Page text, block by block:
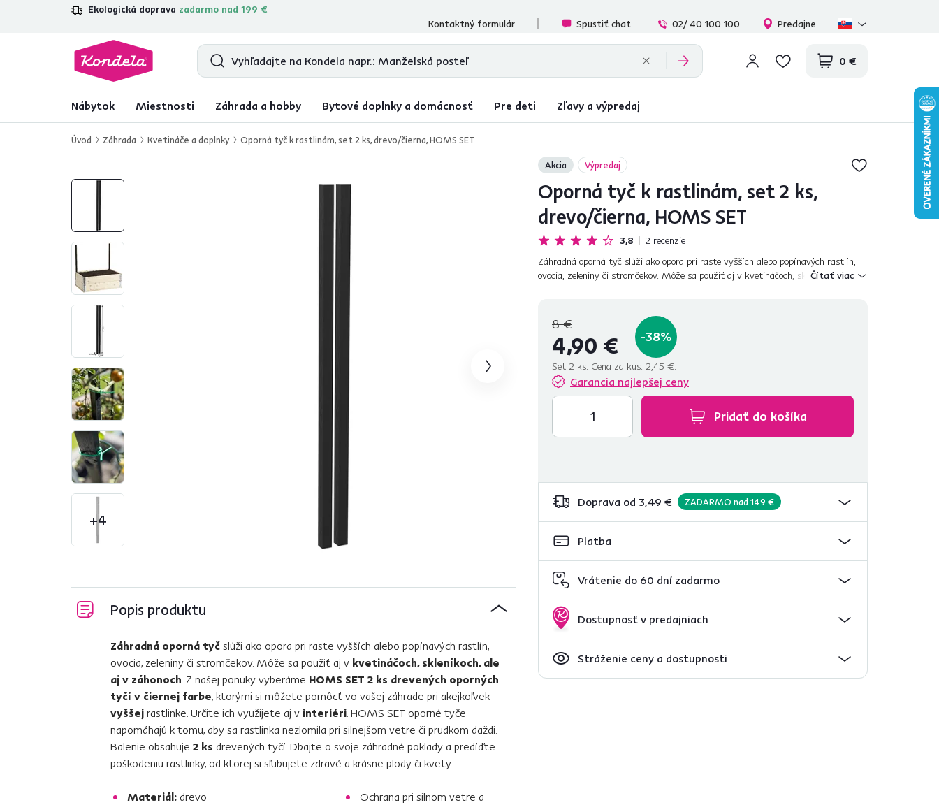
Ekologická doprava zadarmo nad 199 €
4,7 31 333overených produktových recenzií
Kontaktný formulár
Spustiť chat 02/ 40 100 100 Predajne
0 €
Nábytok Miestnosti Záhrada a hobby Bytové doplnky a domácnosť Pre deti Zľavy a výpredaj
Úvod Záhrada Kvetináče a doplnky Oporná tyč k rastlinám, set 2 ks, drevo/čierna, HOMS SET
+4
Akcia Výpredaj
Oporná tyč k rastlinám, set 2 ks,
drevo/čierna, HOMS SET
3,8 2 recenzie
Záhradná oporná tyč slúži ako opora pri raste vyšších alebo popínavých rastlín,
ovocia, zeleniny či stromčekov. Môže sa použiť aj v kvetináčoch, skleníkoch, ale aj
Čítať viac
8 €
4,90 € -38%
Set 2 ks. Cena za kus: 2,45 €.
Garancia najlepšej ceny
Pridať do košíka
Doprava od 3,49 € ZADARMO nad 149 €
Platba
Vrátenie do 60 dní zadarmo
Dostupnosť v predajniach
Stráženie ceny a dostupnosti
Popis produktu
Záhradná oporná tyč slúži ako opora pri raste vyšších alebo popínavých rastlín,
ovocia, zeleniny či stromčekov. Môže sa použiť aj v kvetináčoch, skleníkoch, ale
aj v záhonoch . Z našej ponuky vyberáme HOMS SET 2 ks drevených oporných
tyčí v čiernej farbe, ktorými si môžete pomôcť vo vašej záhrade pri akejkoľvek
vyššej rastlinke. Určite ich využijete aj v interiéri . HOMS SET oporné tyče
napomáhajú k tomu, aby sa rastlinka nezlomila pri silnejšom vetre či prudkom daždi.
Balenie obsahuje 2 ks drevených tyčí. Dbajte o svoje záhradné poklady a predíďte
poškodeniu rastlinky, od ktorej si sľubujete zdravé a krásne plody či kvety.
Materiál: drevo
Ochrana pri silnom vetre a